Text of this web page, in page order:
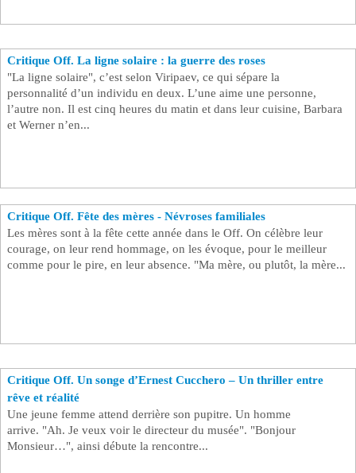
Critique Off. La ligne solaire : la guerre des roses
"La ligne solaire", c’est selon Viripaev, ce qui sépare la
personnalité d’un individu en deux. L’une aime une personne,
l’autre non. Il est cinq heures du matin et dans leur cuisine, Barbara
et Werner n’en...
Critique Off. Fête des mères - Névroses familiales
Les mères sont à la fête cette année dans le Off. On célèbre leur
courage, on leur rend hommage, on les évoque, pour le meilleur
comme pour le pire, en leur absence. "Ma mère, ou plutôt, la mère...
Critique Off. Un songe d’Ernest Cucchero – Un thriller entre
rêve et réalité ​
Une jeune femme attend derrière son pupitre. Un homme
arrive. "Ah. Je veux voir le directeur du musée". "Bonjour
Monsieur…", ainsi débute la rencontre...